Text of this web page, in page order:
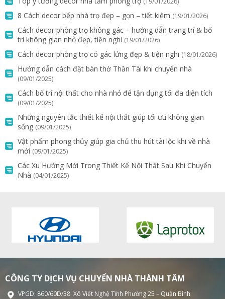
8 Cách decor bếp nhà trọ đẹp – gọn – tiết kiệm (19/01/2026)
Cách decor phòng trọ không gác – hướng dẫn trang trí & bố
trí không gian nhỏ đẹp, tiện nghi (19/01/2026)
Cách decor phòng trọ có gác lửng đẹp & tiện nghi (18/01/2026)
Hướng dẫn cách đặt bàn thờ Thần Tài khi chuyển nhà
(09/01/2025)
Cách bố trí nội thất cho nhà nhỏ để tận dụng tối đa diện tích
(09/01/2025)
Những nguyên tắc thiết kế nội thất giúp tối ưu không gian
sống (09/01/2025)
Vật phẩm phong thủy giúp gia chủ thu hút tài lộc khi về nhà
mới (09/01/2025)
Các Xu Hướng Mới Trong Thiết Kế Nội Thất Sau Khi Chuyển
Nhà (04/01/2025)
CÔNG TY DỊCH VỤ CHUYỂN NHÀ THÀNH TÂM
VPGD: 860/60D/38 Xô Viết Nghệ Tĩnh Phường 25 – Quận Bình